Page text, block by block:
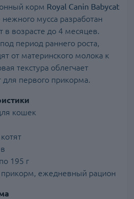
корм Royal Canin Babycat
мусса разработан
в возрасте до 4 месяцев.
период раннего роста,
от материнского молока к
текстура облегчает
для первого прикорма.
кошек
195 г
ежедневный рацион